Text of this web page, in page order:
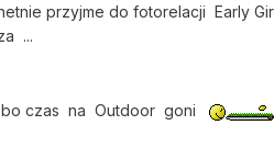
przyjme do fotorelacji Early
...
czas na Outdoor goni